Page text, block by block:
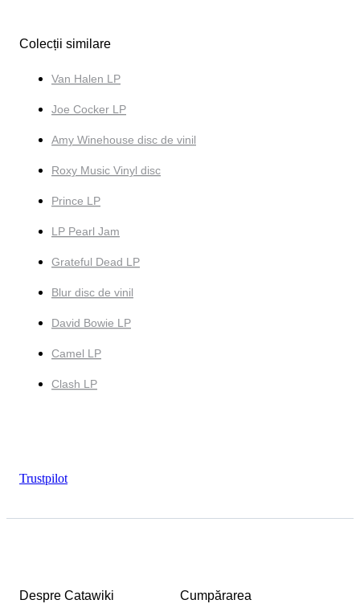
Colecții similare
Van Halen LP
Joe Cocker LP
Amy Winehouse disc de vinil
Roxy Music Vinyl disc
Prince LP
LP Pearl Jam
Grateful Dead LP
Blur disc de vinil
David Bowie LP
Camel LP
Clash LP
Trustpilot
Despre Catawiki Cumpărarea